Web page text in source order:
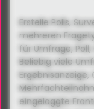
Erstelle Polls,
mehreren
für Umfrage,
Beliebig viele
eingeloggte